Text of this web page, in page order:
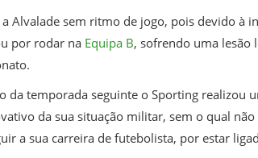
a Alvalade sem ritmo de jogo, pois devido à
por rodar na Equipa B, sofrendo uma lesão
da temporada seguinte o Sporting realizou
da sua situação militar, sem o qual
a sua carreira de futebolista, por estar